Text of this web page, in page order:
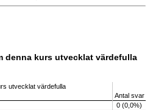
denna kurs utvecklat värdefulla
utvecklat värdefulla
Antal svar
0 (0,0%)